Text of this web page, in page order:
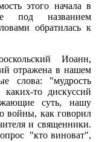
этого начала в
под названием
обратилась к
Иоанн,
отражена в нашем
слова: "мудрость
то дискуссий
суть, нашу
войны, как говорил
и священники.
"кто виноват",